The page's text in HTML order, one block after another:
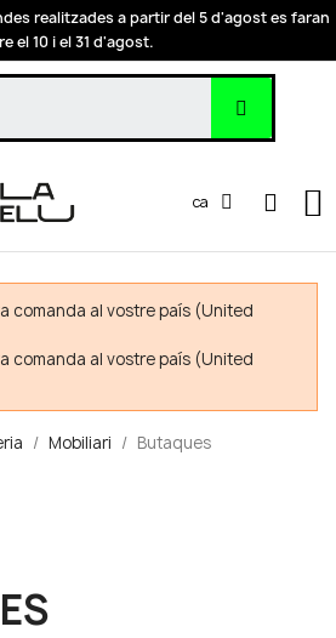
realitzades a partir del 5 d'agost es faran
el 10 i el 31 d'agost.
ca
comanda al vostre país (United
comanda al vostre país (United
Mobiliari Butaques